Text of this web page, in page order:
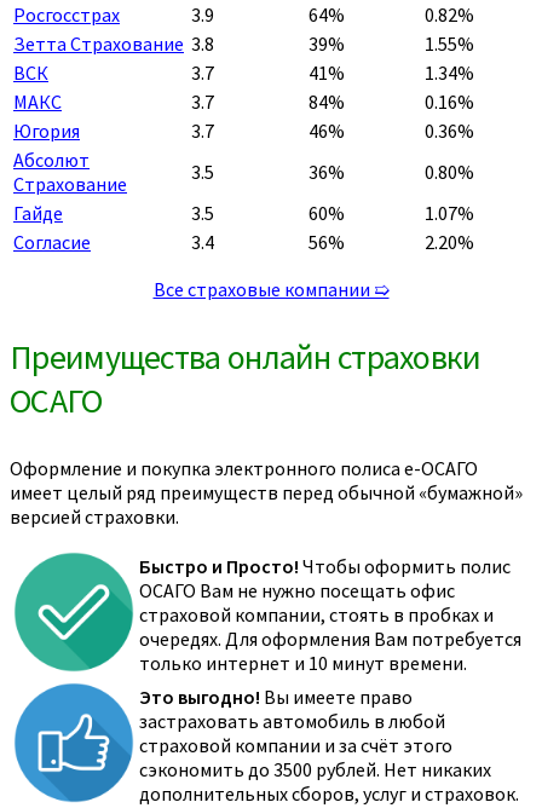
Росгосстрах
3.9 64%
0.82%
Зетта Страхование 3.8 39%
1.55%
ВСК
3.7 41%
1.34%
МАКС
3.7 84%
0.16%
Югория
3.7 46%
0.36%
Абсолют
Страхование
3.5 36%
0.80%
Гайде
3.5 60%
1.07%
Согласие
3.4 56%
2.20%
Все страховые компании ➯
Преимущества онлайн страховки
ОСАГО
Оформление и покупка электронного полиса е-ОСАГО
имеет целый ряд преимуществ перед обычной «бумажной»
версией страховки.
Быстро и Просто! Чтобы оформить полис
ОСАГО Вам не нужно посещать офис
страховой компании, стоять в пробках и
очередях. Для оформления Вам потребуется
только интернет и 10 минут времени.
Это выгодно! Вы имеете право
застраховать автомобиль в любой
страховой компании и за счёт этого
сэкономить до 3500 рублей. Нет никаких
дополнительных сборов, услуг и страховок.